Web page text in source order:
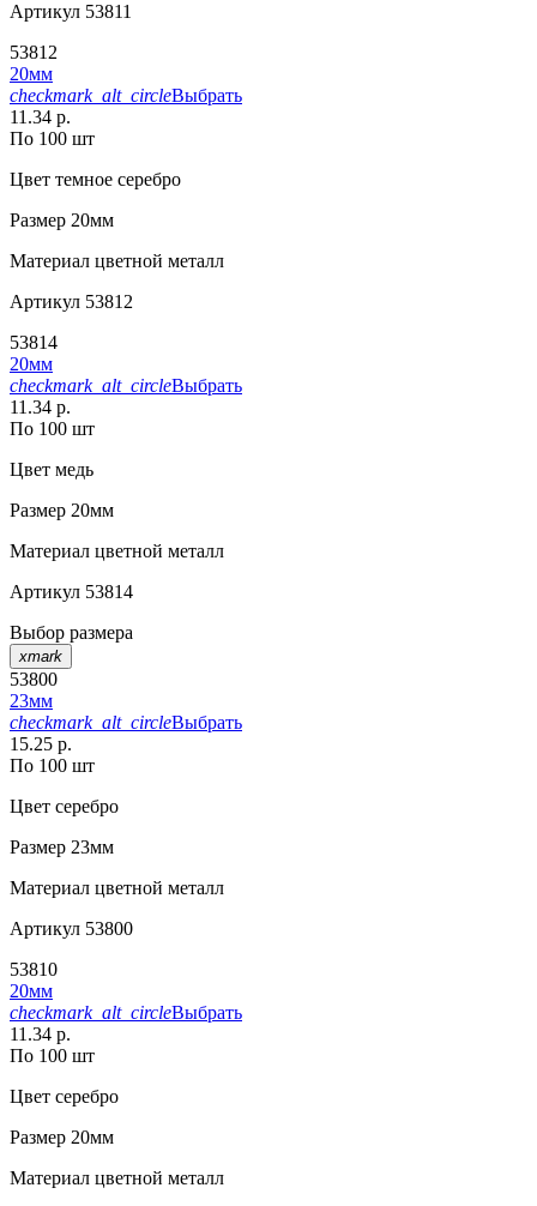
Артикул 53811
53812
20мм
checkmark_alt_circleВыбрать
11.34 р.
По 100 шт
Цвет темное серебро
Размер 20мм
Материал цветной металл
Артикул 53812
53814
20мм
checkmark_alt_circleВыбрать
11.34 р.
По 100 шт
Цвет медь
Размер 20мм
Материал цветной металл
Артикул 53814
Выбор размера
xmark
53800
23мм
checkmark_alt_circleВыбрать
15.25 р.
По 100 шт
Цвет серебро
Размер 23мм
Материал цветной металл
Артикул 53800
53810
20мм
checkmark_alt_circleВыбрать
11.34 р.
По 100 шт
Цвет серебро
Размер 20мм
Материал цветной металл